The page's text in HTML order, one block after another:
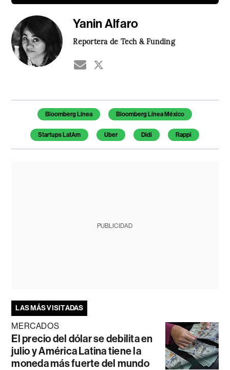
Yanin Alfaro
Reportera de Tech & Funding
Temas de este artículo
Bloomberg Línea Bloomberg Línea México
Startups LatAm Uber Didi Rappi
PUBLICIDAD
LAS MÁS VISITADAS
MERCADOS
El precio del dólar se debilita en
julio y América Latina tiene la
moneda más fuerte del mundo